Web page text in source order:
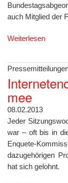
auch Mitglied der
Weiterlesen
mee
08.02.2013
Jeder
war – oft bis in
Enquete-
dazugehörigen
hat sich gelohnt.